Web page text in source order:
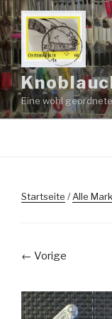
Zum
Inhalt
springen
Eine wohl
Startseite /Alle
← Vorige